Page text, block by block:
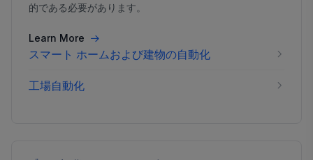
的である必要があります。
Learn More
スマート ホームおよび建物の自動化
工場自動化